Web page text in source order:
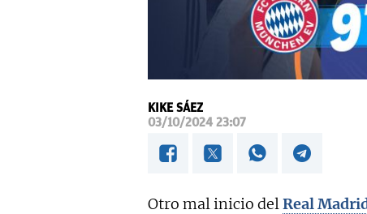
KIKE SÁEZ
03/10/2024 23:07
Otro mal inicio delReal